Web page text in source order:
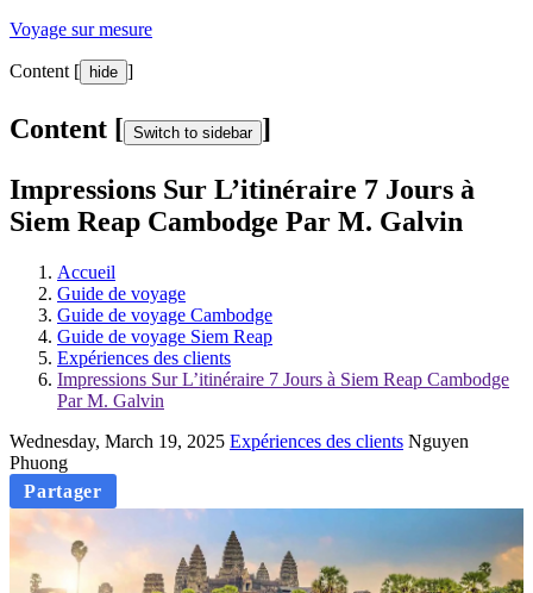
Voyage sur mesure
Content [ hide ]
Content [ Switch to sidebar ]
Impressions Sur L’itinéraire 7 Jours à
Siem Reap Cambodge Par M. Galvin
Accueil
Guide de voyage
Guide de voyage Cambodge
Guide de voyage Siem Reap
Expériences des clients
Impressions Sur L’itinéraire 7 Jours à Siem Reap Cambodge
Par M. Galvin
Wednesday, March 19, 2025 Expériences des clients Nguyen
Phuong
Partager